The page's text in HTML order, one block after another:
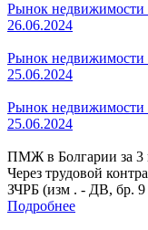
Рынок
26.06.2024
Рынок недвижимости
25.06.2024
Рынок недвижимости
25.06.2024
ПМЖ в Болгарии за 3
Через трудовой
ЗЧРБ (изм . - ДВ, бр. 9
Подробнее